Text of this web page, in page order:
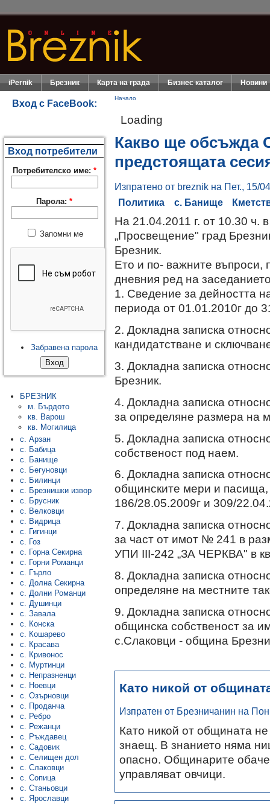
iPernik Брезник Карта на града Бизнес каталог Новини
Вход с FaceBook:
Вход потребители
Потребителско име: *
Парола: *
Запомни ме
Забравена парола
БРЕЗНИК
м. Бърдото
кв. Варош
кв. Могилица
с. Арзан
с. Бабица
с. Банище
с. Бегуновци
с. Билинци
с. Брезнишки извор
с. Брусник
с. Велковци
с. Видрица
с. Гигинци
с. Гоз
с. Горна Секирна
с. Горни Романци
с. Гърло
с. Долна Секирна
с. Долни Романци
с. Душинци
с. Завала
с. Конска
с. Кошарево
с. Красава
с. Кривонос
с. Муртинци
с. Непразненци
с. Ноевци
с. Озърновци
с. Проданча
с. Ребро
с. Режанци
с. Ръждавец
с. Садовик
с. Селищен дол
с. Слаковци
с. Сопица
с. Станьовци
с. Ярославци
Начало
Loading
Какво ще обсъжда
предстоящата
Изпратено от breznik на Пет., 15/
Политика
с. Банище
На 21.04.2011 г. от 10.30 ч.
„Просвещение" град
Брезник.
Ето и по- важните въпроси,
дневния ред на
1. Сведение за дейността
периода от 01.01.2010г до
2. Докладна записка
кандидатстване и
3. Докладна записка
Брезник.
4. Докладна записка
за определяне размера на
5. Докладна записка
собственост под наем.
6. Докладна записка
общинските мери и
186/28.05.2009г и 309/
7. Докладна записка
за част от имот № 241 в
УПИ ІІІ-242 „ЗА ЧЕРКВА" в
8. Докладна записка
определяне на местните
9. Докладна записка
общинска собственост за
с.Слаковци - община
Като никой от
Изпратен от Брезничанин на
Като никой от общината
знаещ. В знанието няма
опасно. Общинарите обаче
управляват овчици.